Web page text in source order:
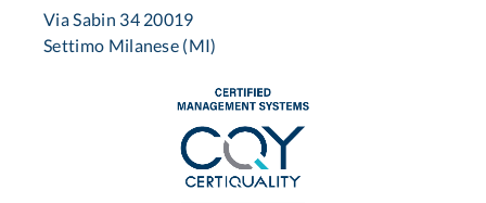
Via Sabin 34 20019
Settimo Milanese (MI)